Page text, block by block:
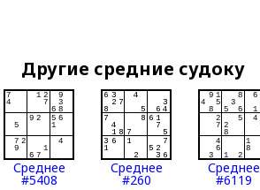
Другие средние судоку
Среднее
#5408
Среднее
#260
Среднее
#6119